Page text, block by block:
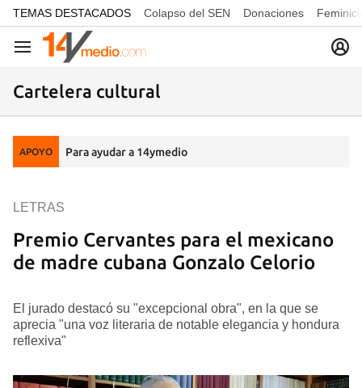
common.go-to-content
TEMAS DESTACADOS Colapso del SEN Donaciones
Navegación
Cartelera cultural
APOYO Para ayudar a 14ymedio
Premio Cervantes para el mexicano
de madre cubana Gonzalo Celorio
LETRAS
El jurado destacó su "excepcional obra", en la que se
aprecia "una voz literaria de notable elegancia y hondura
reflexiva"